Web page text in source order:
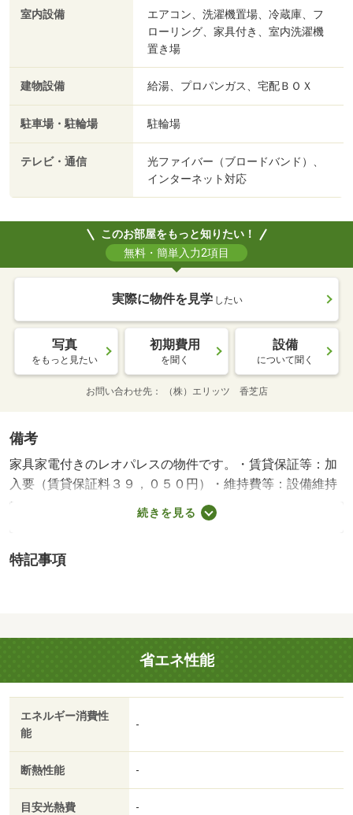
室内設備
エアコン、洗濯機置場、冷蔵庫、フ
ローリング、家具付き、室内洗濯機
置き場
建物設備 給湯、プロパンガス、宅配ＢＯＸ
駐車場・駐輪場 駐輪場
テレビ・通信
光ファイバー（ブロードバンド）、
インターネット対応
このお部屋をもっと知りたい！
無料・簡単入力2項目
実際に物件を見学 したい
写真
をもっと見たい
初期費用
を聞く
設備
について聞く
お問い合わせ先 （株）エリッツ 香芝店
備考
家具家電付きのレオパレスの物件です。・賃貸保証等：加
入要（賃貸保証料３９，０５０円）・維持費等：設備維持
費５５０円／月・インターネット使用料３，６３０円／
月・来客時にはＴＶドアホンで訪問者の顔を確認する事が
はセブンイレブン 大和高田上大谷店があり便利です。・
続きを見る
特記事項
省エネ性能
エネルギー消費性
能
-
断熱性能 -
目安光熱費 -